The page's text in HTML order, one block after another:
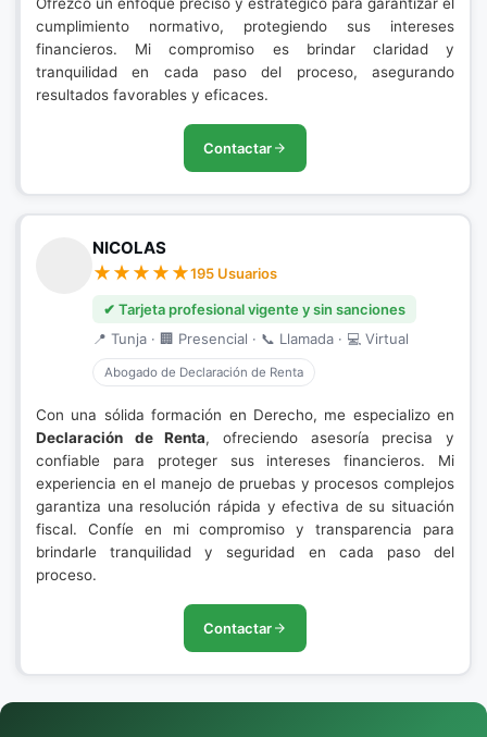
cumplimiento normativo, protegiendo sus intereses
financieros. Mi compromiso es brindar claridad y
tranquilidad en cada paso del proceso, asegurando
resultados favorables y eficaces.
Contactar
NICOLAS
195 Usuarios
✔ Tarjeta profesional vigente y sin sanciones
📍 Tunja · 🏢 Presencial · 📞 Llamada · 💻 Virtual
Abogado de Declaración de Renta
Con una sólida formación en Derecho, me especializo en
Declaración de Renta, ofreciendo asesoría precisa y
confiable para proteger sus intereses financieros. Mi
experiencia en el manejo de pruebas y procesos complejos
garantiza una resolución rápida y efectiva de su situación
fiscal. Confíe en mi compromiso y transparencia para
brindarle tranquilidad y seguridad en cada paso del
proceso.
Contactar